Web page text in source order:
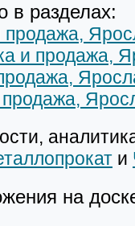
в разделах:
и продажа,
и
на